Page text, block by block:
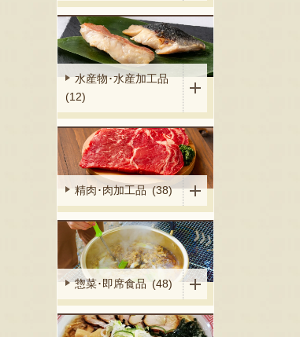
水産物･水産加工品
(12)
精肉･肉加工品 (38)
惣菜･即席食品 (48)